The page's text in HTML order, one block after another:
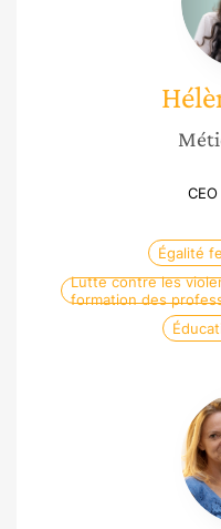
Égalité
Lutte contre les
formation des